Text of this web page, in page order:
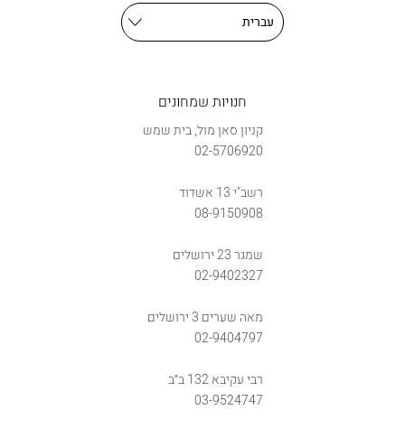
חנויות שמחונים
קניון סאן מול, בית שמש
02-5706920
רשב"י 13 אשדוד
08-9150908
שמגר 23 ירושלים
02-9402327
מאה שערים 3 ירושלים
02-9404797
רבי עקיבא 132 ב״ב
03-9524747